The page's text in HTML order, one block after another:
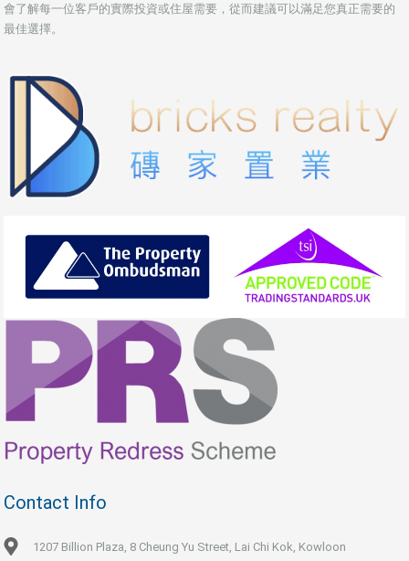
會了解每一位客戶的實際投資或住屋需要，從而建議可以滿足您真正需要的
最佳選擇。
Contact Info
1207 Billion Plaza, 8 Cheung Yu Street, Lai Chi Kok, Kowloon